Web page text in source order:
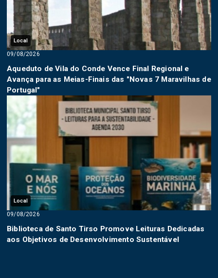
Local
09/08/2026
Aqueduto de Vila do Conde Vence Final Regional e
Avança para as Meias-Finais das "Novas 7 Maravilhas de
Portugal"
Local
09/08/2026
Biblioteca de Santo Tirso Promove Leituras Dedicadas
aos Objetivos de Desenvolvimento Sustentável